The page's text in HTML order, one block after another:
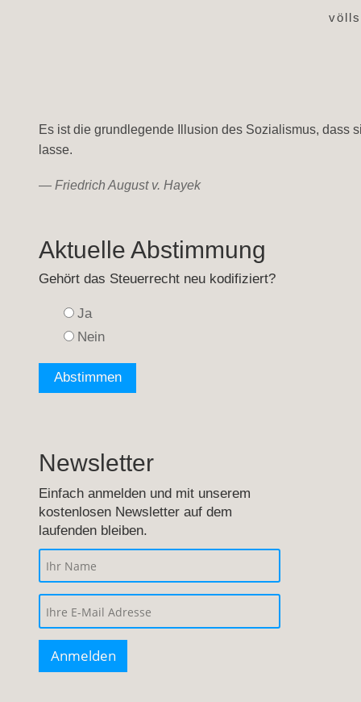
Es ist die grundlegende Illusion des Sozialismus, dass
lasse.
— Friedrich August v. Hayek
Aktuelle Abstimmung
Gehört das Steuerrecht neu kodifiziert?
Ja
Nein
Newsletter
Einfach anmelden und mit unserem
kostenlosen Newsletter auf dem
laufenden bleiben.